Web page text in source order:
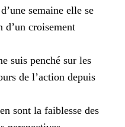
semaine elle se
d’un croisement
suis penché sur les
de l’action depuis
sont la faiblesse des